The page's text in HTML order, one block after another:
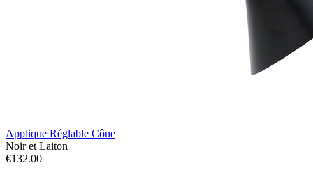
Applique Réglable Cône
Noir et Laiton
€132.00